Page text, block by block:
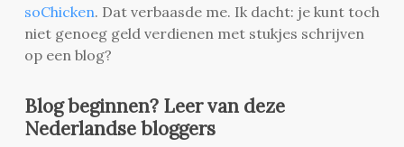
soChicken. Dat verbaasde me. Ik dacht: je kunt toch
niet genoeg geld verdienen met stukjes schrijven
op een blog?
Blog beginnen? Leer van deze
Nederlandse bloggers